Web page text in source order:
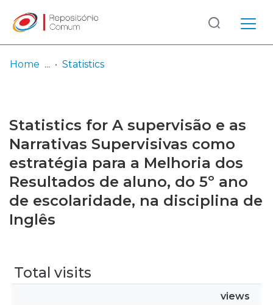
Browse repository
Entities
Log
In
(current)
Home Statistics
Statistics for A supervisão e as
Narrativas Supervisivas como
estratégia para a Melhoria dos
Resultados de aluno, do 5º ano
de escolaridade, na disciplina de
Inglês
Total visits
views